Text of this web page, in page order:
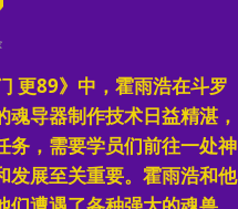
更89》中，霍雨浩在斗罗
导器制作技术日益精湛，
务，需要学员们前往一处神
发展至关重要。霍雨浩和他